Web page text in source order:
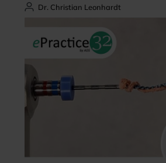
Dr. Christian Leonhardt